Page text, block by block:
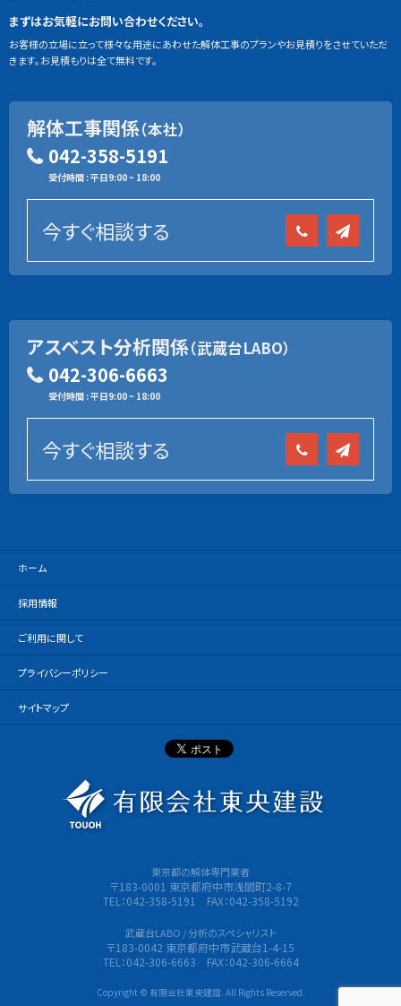
まずはお気軽にお問い合わせください。
お客様の立場に立って様々な用途にあわせた解体工事のプランやお見積りをさせていただ
きます。お見積もりは全て無料です。
解体工事関係（本社）
042-358-5191
受付時間 : 平日9:00 ~ 18:00
今すぐ相談する
アスベスト分析関係（武蔵台LABO）
042-306-6663
受付時間 : 平日9:00 ~ 18:00
今すぐ相談する
ホーム
採用情報
ご利用に関して
プライバシーポリシー
サイトマップ
東京都の解体専門業者
〒183-0001 東京都府中市浅間町2-8-7
TEL：042-358-5191 FAX：042-358-5192
武蔵台LABO / 分析のスペシャリスト
〒183-0042 東京都府中市武蔵台1-4-15
TEL：042-306-6663 FAX：042-306-6664
Copyright © 有限会社東央建設. All Rights Reserved.